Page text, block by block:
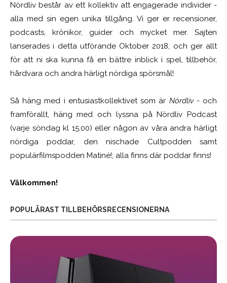
Nördliv består av ett kollektiv att engagerade individer -
alla med sin egen unika tillgång. Vi ger er recensioner,
podcasts, krönikor, guider och mycket mer. Sajten
lanserades i detta utförande Oktober 2018, och ger allt
för att ni ska kunna få en bättre inblick i spel, tillbehör,
hårdvara och andra härligt nördiga spörsmål!
Så häng med i entusiastkollektivet som är Nördliv- och
framförallt, häng med och lyssna på Nördliv Podcast
(varje söndag kl 15.00) eller någon av våra andra härligt
nördiga poddar, den nischade Cultpodden samt
populärfilmspodden Matiné!; alla finns där poddar finns!
Välkommen!
POPULÄRAST TILLBEHÖRSRECENSIONERNA